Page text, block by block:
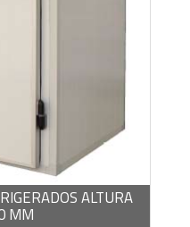
ALTURA
MM
MB